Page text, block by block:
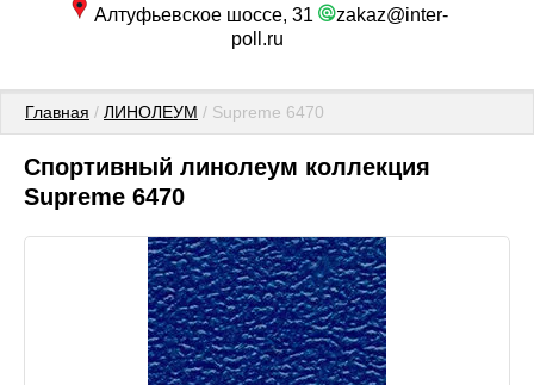
Алтуфьевское шоссе, 31
zakaz@inter-
poll.ru
Главная / ЛИНОЛЕУМ / Supreme 6470
Спортивный линолеум коллекция
Supreme 6470